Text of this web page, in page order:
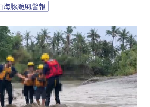
海豚颱風警報